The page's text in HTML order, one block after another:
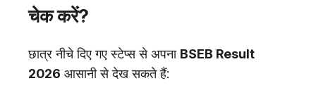
चेक करें?
छात्र नीचे दिए गए स्टेप्स से अपना BSEB Result
2026 आसानी से देख सकते हैं: